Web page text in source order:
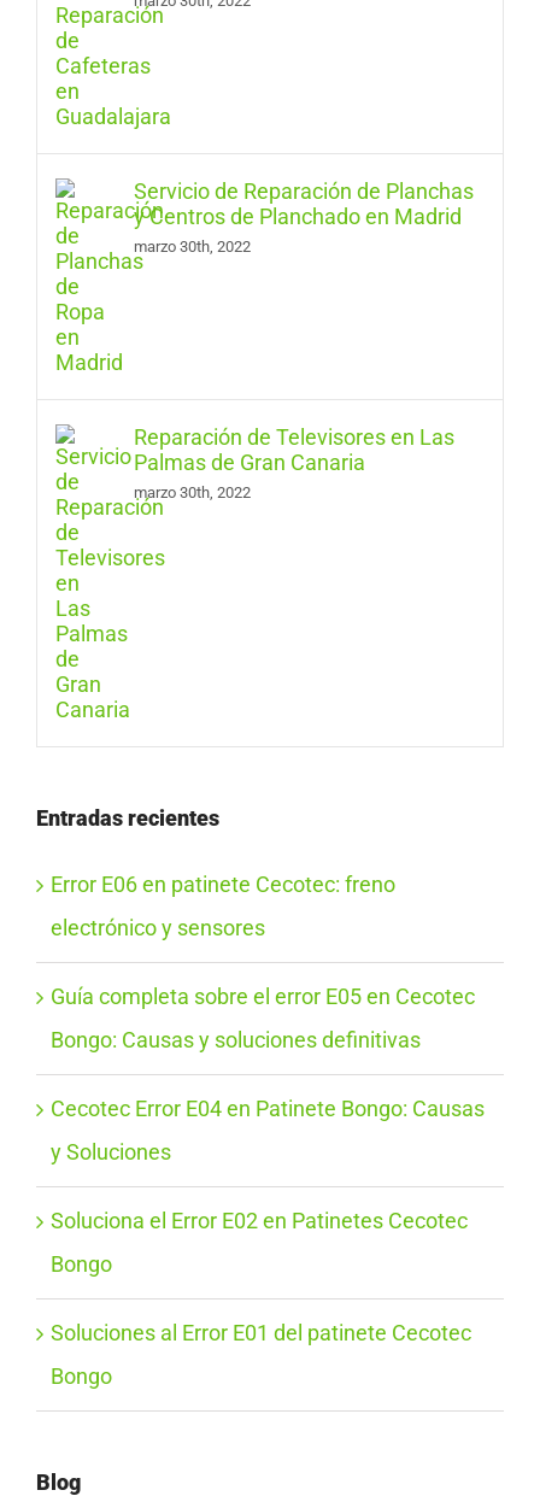
Servicio de Reparación de Planchas
y Centros de Planchado en Madrid
marzo 30th, 2022
Reparación de Televisores en Las
Palmas de Gran Canaria
marzo 30th, 2022
Entradas recientes
Error E06 en patinete Cecotec: freno
electrónico y sensores
Guía completa sobre el error E05 en Cecotec
Bongo: Causas y soluciones definitivas
Cecotec Error E04 en Patinete Bongo: Causas
y Soluciones
Soluciona el Error E02 en Patinetes Cecotec
Bongo
Soluciones al Error E01 del patinete Cecotec
Bongo
Blog